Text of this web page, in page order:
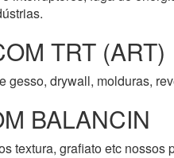
TRT (ART)
drywall, molduras,
BALANCIN
textura, grafiato etc nossos